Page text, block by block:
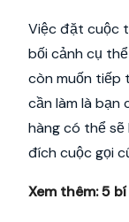
Việc đặt cuộc
bối cảnh cụ
còn muốn tiếp
cần làm là bạn
hàng có thể
đích cuộc gọi
Xem thêm:5